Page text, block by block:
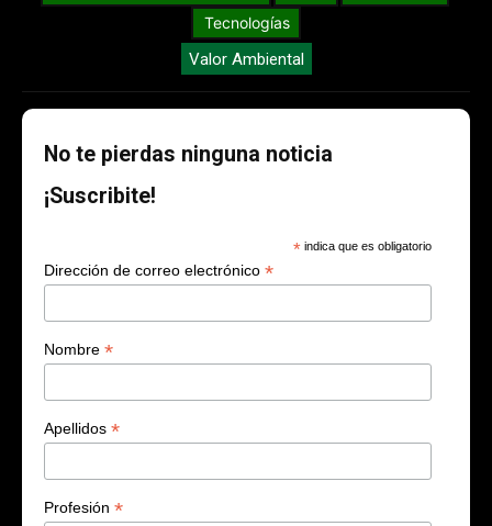
Tecnologías
Valor Ambiental
No te pierdas ninguna noticia
¡Suscribite!
* indica que es obligatorio
Dirección de correo electrónico *
Nombre *
Apellidos *
Profesión *